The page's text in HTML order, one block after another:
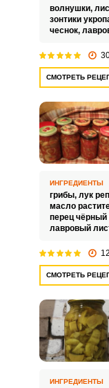
волнушки,
зонтики
чеснок,
СМОТРЕТЬ
ИНГРЕДИЕНТЫ
грибы, лук
масло
перец чёрный
лавровый
СМОТРЕТЬ
ИНГРЕДИЕНТЫ